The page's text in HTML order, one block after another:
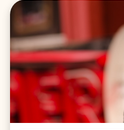
とニキビの関係について 5.炭酸ガス
スパックに対する懐疑的な見方もある 7.まとめ 1.炭
どういうものか 私たちにとってなじみ深い「炭酸」ですが、これはそも
そもどういったものなのでしょうか。ま
炭酸とは、ごく簡単に言えば、「二酸化